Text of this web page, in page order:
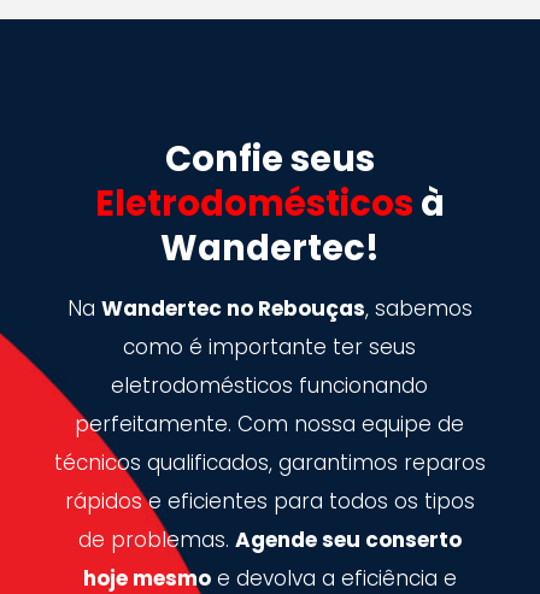
Confie seus
Eletrodomésticos à
Wandertec!
Na Wandertec no Rebouças, sabemos
como é importante ter seus
eletrodomésticos funcionando
perfeitamente. Com nossa equipe de
técnicos qualificados, garantimos reparos
rápidos e eficientes para todos os tipos
de problemas. Agende seu conserto
hoje mesmoe devolva a eficiência e